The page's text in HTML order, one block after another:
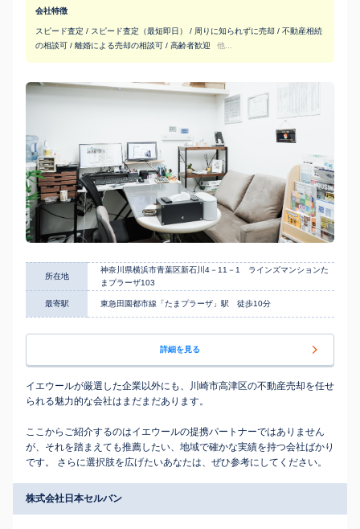
会社特徴
スピード査定 / スピード査定（最短即日） / 周りに知られずに売却 / 不動産相続
の相談可 / 離婚による売却の相談可 / 高齢者歓迎
他...
所在地
神奈川県横浜市青葉区新石川4－11－1 ラインズマンションた
まプラーザ103
最寄駅 東急田園都市線「たまプラーザ」駅 徒歩10分
詳細を見る
イエウールが厳選した企業以外にも、川崎市高津区の不動産売却を任せ
られる魅力的な会社はまだまだあります。
ここからご紹介するのはイエウールの提携パートナーではありません
が、それを踏まえても推薦したい、地域で確かな実績を持つ会社ばかり
です。 さらに選択肢を広げたいあなたは、ぜひ参考にしてください。
株式会社日本セルバン